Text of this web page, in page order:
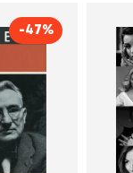
-47%
Дейл Карнеги
Минск Автор